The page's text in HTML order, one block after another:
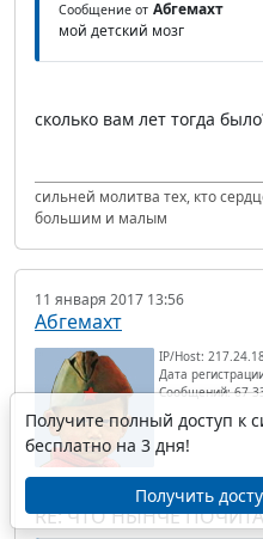
Сообщение от Абгемахт
мой детский мозг
сколько вам лет тогда
сильней молитва тех, кто
большим и малым
11 января 2017 13:56
Абгемахт
IP/Host:
Дата
Сообщений: 67
RE: ЧТО НЫНЧЕ
Получите полный доступ к
бесплатно на 3 дня!
Получить